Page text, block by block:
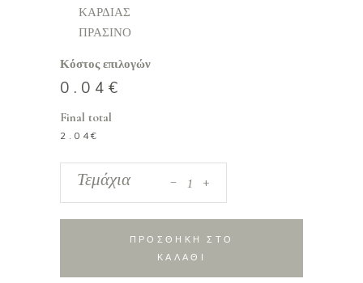
ΚΑΡΔΙΑΣ
ΠΡΑΣΙΝΟ
Κόστος επιλογών
0.04 €
Final total
2.04€
Μπομπονιέρα
διακοσμητικό
δίχτυ
Τεμάχια +
ΠΡΟΣΘΗΚΗ ΣΤΟ
ΚΑΛΑΘΙ